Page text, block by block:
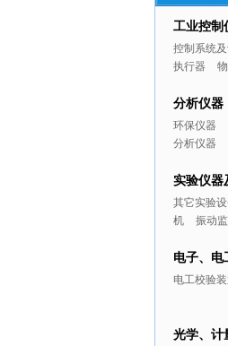
工业控制
控制系统
执行器
分析仪器
环保仪器
分析仪器
实验仪器
其它实验
机
振动
电子、电
电工校验
光学、计